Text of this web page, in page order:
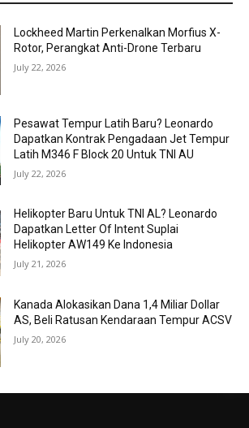
Lockheed Martin Perkenalkan Morfius X-
Rotor, Perangkat Anti-Drone Terbaru
July 22, 2026
Pesawat Tempur Latih Baru? Leonardo
Dapatkan Kontrak Pengadaan Jet Tempur
Latih M346 F Block 20 Untuk TNI AU
July 22, 2026
Helikopter Baru Untuk TNI AL? Leonardo
Dapatkan Letter Of Intent Suplai
Helikopter AW149 Ke Indonesia
July 21, 2026
Kanada Alokasikan Dana 1,4 Miliar Dollar
AS, Beli Ratusan Kendaraan Tempur ACSV
July 20, 2026